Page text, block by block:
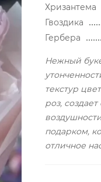
Хризантема
Гвоздика
Гербера
Нежный
текстур
роз,
подарком,
отличное